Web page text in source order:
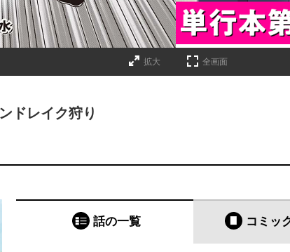
拡大 全画面
ドレイク狩り
話の一覧 コミッ